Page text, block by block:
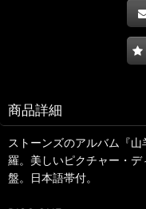
商品詳細
ストーンズのアルバム『
羅。美しいピクチャー・
盤。日本語帯付。